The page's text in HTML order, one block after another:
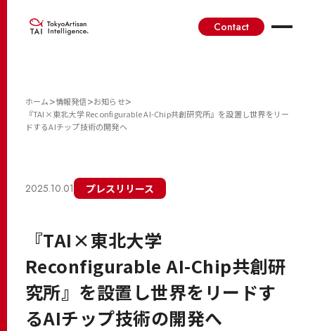
Contact
ホーム>情報発信>お知らせ>
『TAI×東北大学 Reconfigurable AI-Chip共創研究所』を設置し世界をリー
ドするAIチップ技術の開発へ
2025.10.01 プレスリリース
『TAI×東北大学
Reconfigurable AI-Chip共創研
究所』を設置し世界をリードす
るAIチップ技術の開発へ